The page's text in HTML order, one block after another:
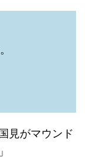
見がマウンド